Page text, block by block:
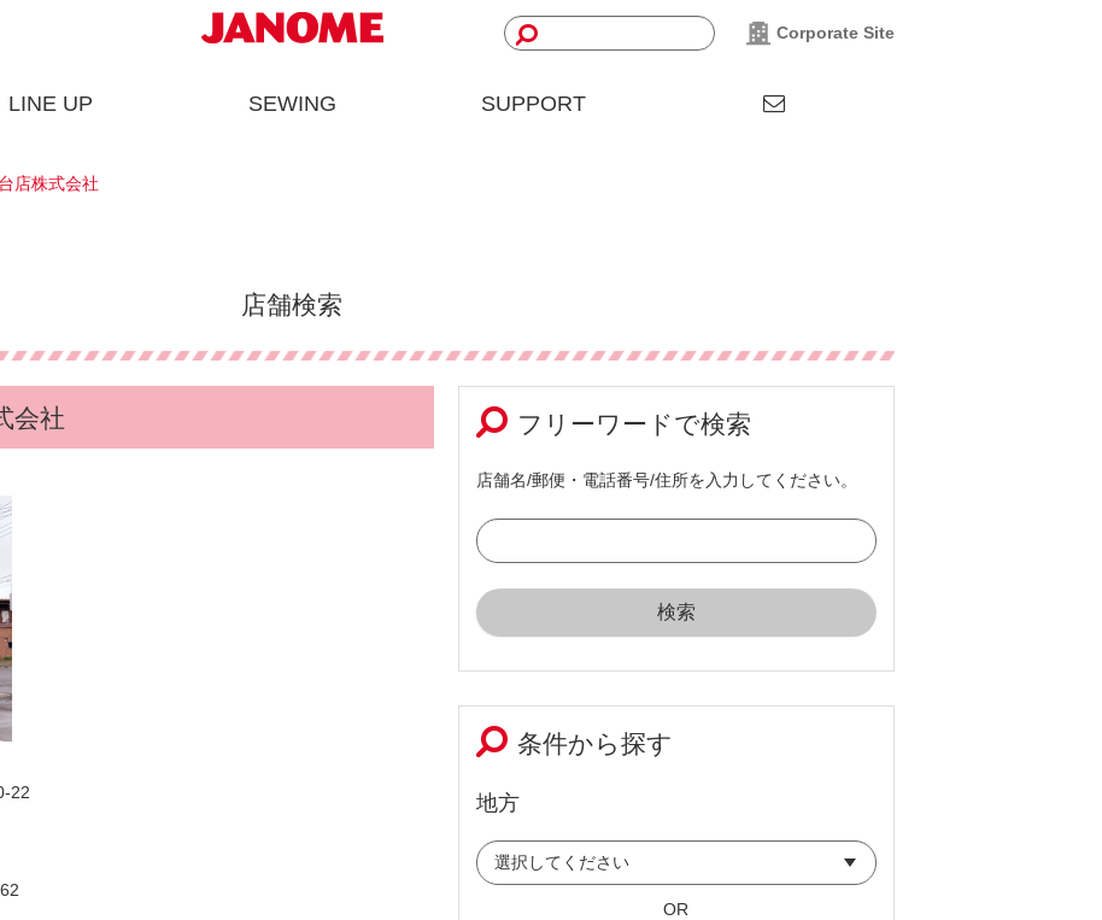
Corporate Site
LINE UP SEWING SUPPORT
店株式会社
店舗検索
会社
22
フリーワードで検索
店舗名/郵便・電話番号/住所を入力してください。
条件から探す
地方
OR